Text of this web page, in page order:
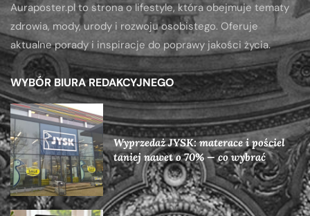
Auraposter.pl to strona o lifestyle, która obejmuje tematy
zdrowia, mody, urody i rozwoju osobistego. Oferuje
aktualne porady i inspiracje do poprawy jakości życia.
WYBÓR BIURA REDAKCYJNEGO
Wyprzedaż JYSK: materace i pościel
taniej nawet o 70% — co wybrać